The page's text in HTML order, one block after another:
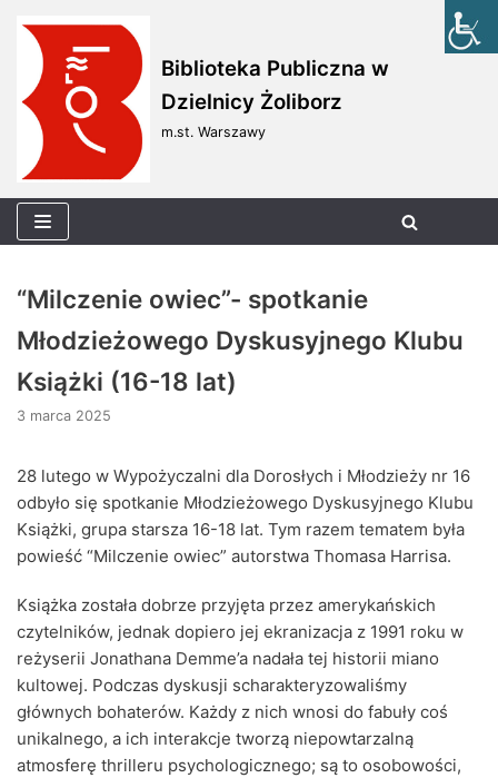
Skocz
do
treści
Biblioteka Publiczna w
Dzielnicy Żoliborz
m.st. Warszawy
“Milczenie owiec”- spotkanie
Młodzieżowego Dyskusyjnego Klubu
Książki (16-18 lat)
3 marca 2025
28 lutego w Wypożyczalni dla Dorosłych i Młodzieży nr 16
odbyło się spotkanie Młodzieżowego Dyskusyjnego Klubu
Książki, grupa starsza 16-18 lat. Tym razem tematem była
powieść “Milczenie owiec” autorstwa Thomasa Harrisa.
Książka została dobrze przyjęta przez amerykańskich
czytelników, jednak dopiero jej ekranizacja z 1991 roku w
reżyserii Jonathana Demme’a nadała tej historii miano
kultowej. Podczas dyskusji scharakteryzowaliśmy
głównych bohaterów. Każdy z nich wnosi do fabuły coś
unikalnego, a ich interakcje tworzą niepowtarzalną
atmosferę thrilleru psychologicznego; są to osobowości,